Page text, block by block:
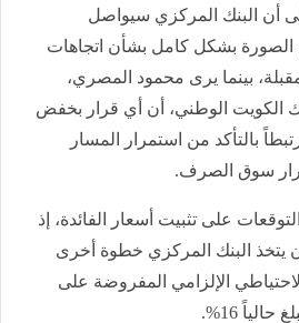
إلى أن البنك المركزي سيواصل
الصورة بشكل كامل بشأن اتجاهات
بينما يرى محمود المصري،
الكويت الوطني، أن أي قرار بخفض
بالتأكد من استمرار المسار
سوق الصرف.
على تثبيت أسعار الفائدة، إذ
يتخذ البنك المركزي خطوة أخرى
الإلزامي المفروضة على
16%.